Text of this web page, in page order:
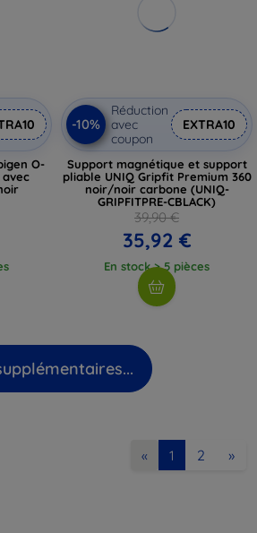
O-
-10%
Réduction
avec
coupon
EXTRA10
Support magnétique et support
pliable UNIQ Gripfit Premium 360
noir/noir carbone (UNIQ-
GRIPFITPRE-CBLACK)
39,90 €
35,92 €
En stock > 5 pièces
« 1 2 »